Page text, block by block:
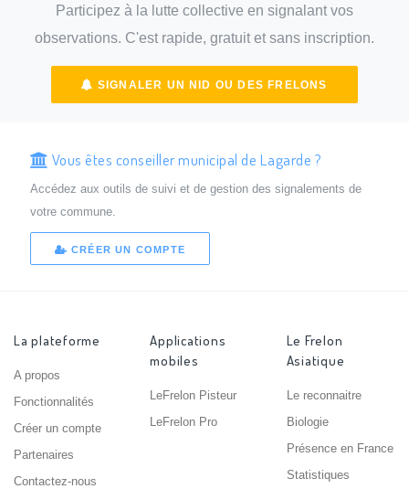
Participez à la lutte collective en signalant vos
observations. C'est rapide, gratuit et sans inscription.
SIGNALER UN NID OU DES FRELONS
Vous êtes conseiller municipal de Lagarde ?
Accédez aux outils de suivi et de gestion des signalements de
votre commune.
CRÉER UN COMPTE
La plateforme
A propos
Fonctionnalités
Créer un compte
Partenaires
Contactez-nous
Applications
mobiles
LeFrelon Pisteur
LeFrelon Pro
Le Frelon
Asiatique
Le reconnaitre
Biologie
Présence en France
Statistiques